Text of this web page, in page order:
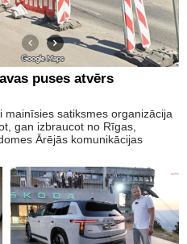
puses atvērs
mainīsies satiksmes organizācija
gan izbraucot no Rīgas,
Ārējās komunikācijas